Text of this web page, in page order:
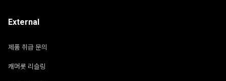
External
제품 취급 문의
캐머롯 리슬링